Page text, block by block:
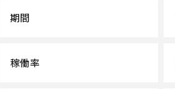
期間
稼働率